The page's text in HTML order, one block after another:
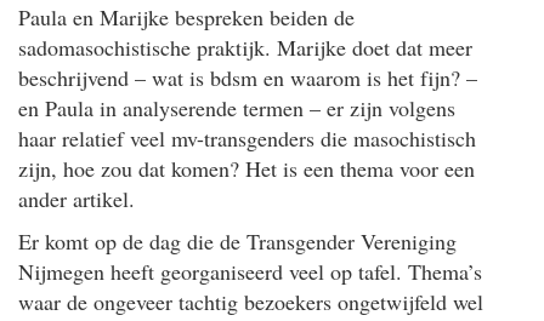
Paula en Marijke bespreken beiden de
sadomasochistische praktijk. Marijke doet dat meer
beschrijvend – wat is bdsm en waarom is het fijn? –
en Paula in analyserende termen – er zijn volgens
haar relatief veel mv-transgenders die masochistisch
zijn, hoe zou dat komen? Het is een thema voor een
ander artikel.
Er komt op de dag die de Transgender Vereniging
Nijmegen heeft georganiseerd veel op tafel. Thema’s
waar de ongeveer tachtig bezoekers ongetwijfeld wel